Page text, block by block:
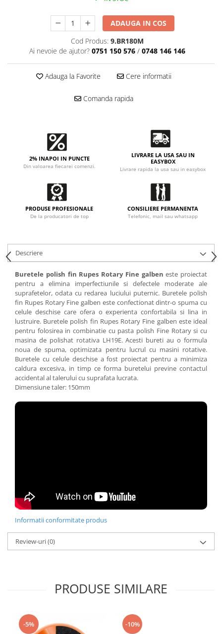
DETAILING RAPID EXTERIOR
Solutii detailing rapid
Accesorii detailing rapid
ACCESORII EXTERIOR
ADAUGA IN COS
Cod Produs: 9.BR180M
Ai nevoie de ajutor? 0751 150 576 / 0748 146 146
Adauga la Favorite Cere informatii
Comanda rapida
2% INAPOI IN PUNCTE
Din valoarea fiecarei comenzi.
LIVRARE LA USA SAU IN
EASYBOX
Livrare rapida la usa sau in easybox
PRODUSE PROFESIONALE
De la producatori de top
CONSILIERE PERMANENTA
Telefonic, mail sau whatsapp
Descriere
Buretele polish fin Rupes Rotary Fine galben este proiectat
pentru a elimina imperfectiunile si defectele moderate ale
suprafetelor, odata cu redarea luciului puternic. Buretele polish
fin Rupes Rotary Fine galben este confectionat dintr-o spuma cu
celule deschise care ofera o experienta confortabila si lina in
lustruire. Buretele polish fin Rupes Rotary Fine galben este ideal
pentru folosirea in combinatie cu pasta polish Fine Rotary si cu
masina de polishat rotativa LH19E. Acesti bureti au o formula
noua de spuma, optimizata pentru lucrul cu masini rotative.
Buretele cu celule deschise a fost proiectat pentru a minimiza
caldura excesiva, in timp ce forma buretelui previne contactul
accidental al talerului cu suprafata lucrata.
Dimensiune taler: 150mm
Informatii conformitate produs
Review-uri(0)
PRODUSE SIMILARE
-5% -10%